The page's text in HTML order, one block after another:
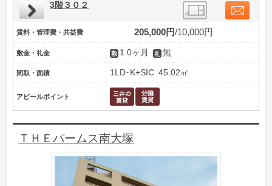
3階３０２
賃料・管理費・共益費 205,000円 10,000円
敷金・礼金 1.0ヶ月 無
間取・面積 1LD･K+SIC 45.02㎡
アピールポイント
ＴＨＥパームス南大塚